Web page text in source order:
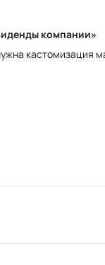
компании»
кастомизация